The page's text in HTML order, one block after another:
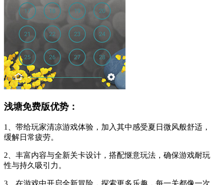
浅塘免费版优势：
1、带给玩家清凉游戏体验，加入其中感受夏日微风般舒适，
缓解日常疲劳。
2、丰富内容与全新关卡设计，搭配惬意玩法，确保游戏耐玩
性与持久吸引力。
3、在游戏中开启全新冒险，探索更多乐趣，每一关都像一次